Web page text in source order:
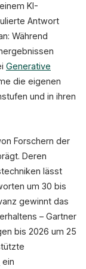
KI-
Antwort
Während
Generative
die eigenen
und in ihren
Forschern der
Deren
lässt
um 30 bis
gewinnt das
– Gartner
bis 2026 um 25
ein